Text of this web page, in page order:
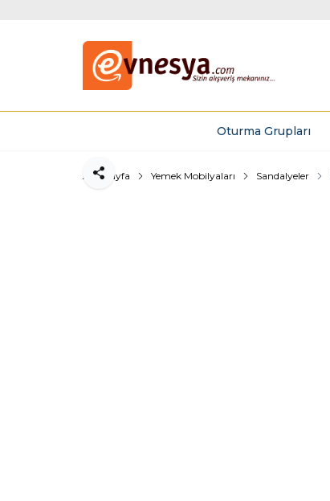
Oturma Grupları
Ana Sayfa Yemek Mobilyaları Sandalyeler
Paylaş